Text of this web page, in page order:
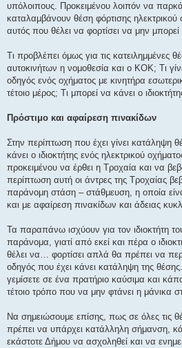
υπόλοιπους. Προκειμένου λοιπόν να
καταλαμβάνουν θέση φόρτισης
αυτός που θέλει να φορτίσει να μην μπορεί
Τι προβλέπει όμως για τις κατειλημμένες
αυτοκινήτων η νομοθεσία και ο ΚΟΚ; Τι
οδηγός ενός οχήματος με κινητήρα
τέτοιο μέρος; Τι μπορεί να κάνει ο
Πρόστιμο και αφαίρεση πινακίδων
Στην περίπτωση που έχει γίνει κατάληψη
κάνει ο ιδιοκτήτης ενός ηλεκτρικού
προκειμένου να έρθει η Τροχαία και να
περίπτωση αυτή οι άντρες της Τροχαίας
παράνομη στάση – στάθμευση, η οποία
και με αφαίρεση πινακίδων και άδειας
Τα παραπάνω ισχύουν για τον ιδιοκτήτη
παράνομα, γιατί από εκεί και πέρα ο
θέλει να… φορτίσει απλά θα πρέπει να
οδηγός που έχει κάνει κατάληψη της
γεμίσετε σε ένα πρατήριο καύσιμα και
τέτοιο τρόπο που να μην φτάνει η μάνικα
Να σημειώσουμε επίσης, πως σε όλες τις
πρέπει να υπάρχει κατάλληλη σήμανση,
εκάστοτε Δήμου να ασχοληθεί και να